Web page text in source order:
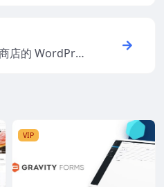
店的 WordPres
VIP